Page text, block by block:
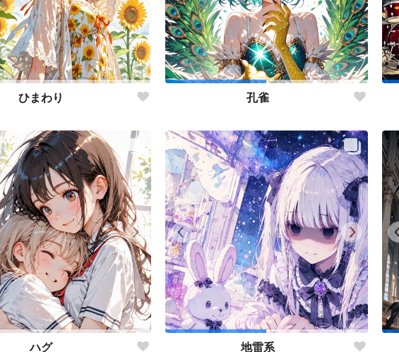
ひまわり 孔雀
ハグ 地雷系